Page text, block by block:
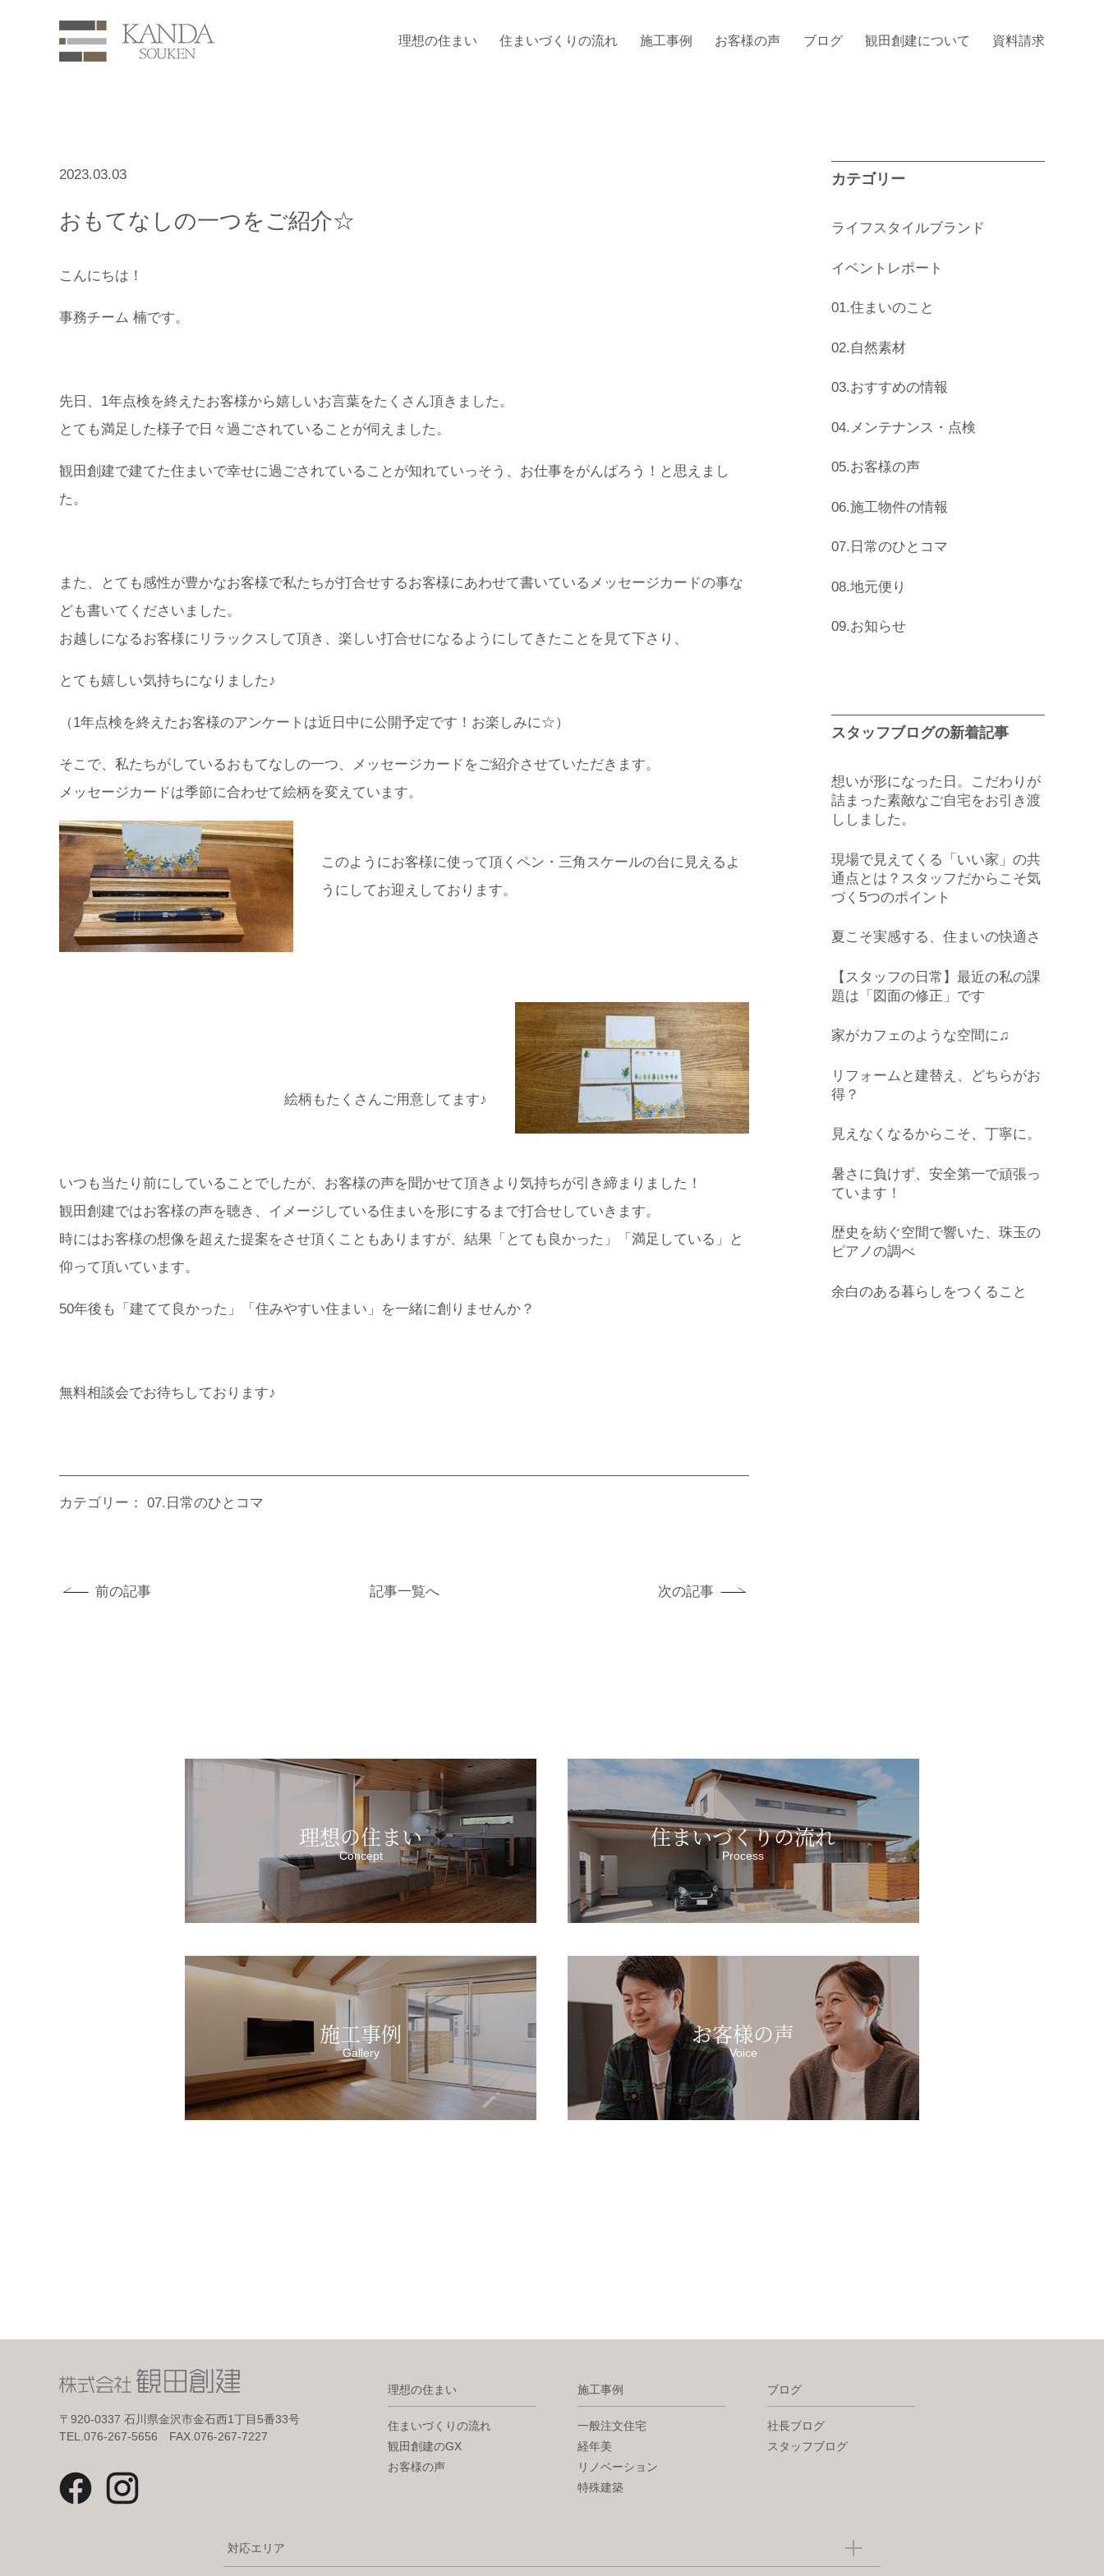
理想の住まい 住まいづくりの流れ 施工事例 お客様の声 ブログ 観田創建について 資料請求
2023.03.03
おもてなしの一つをご紹介☆
こんにちは！
事務チーム 楠です。
先日、1年点検を終えたお客様から嬉しいお言葉をたくさん頂きました。
とても満足した様子で日々過ごされていることが伺えました。
観田創建で建てた住まいで幸せに過ごされていることが知れていっそう、お仕事をがんばろう！と思えまし
た。
また、とても感性が豊かなお客様で私たちが打合せするお客様にあわせて書いているメッセージカードの事な
ども書いてくださいました。
お越しになるお客様にリラックスして頂き、楽しい打合せになるようにしてきたことを見て下さり、
とても嬉しい気持ちになりました♪
（1年点検を終えたお客様のアンケートは近日中に公開予定です！お楽しみに☆）
そこで、私たちがしているおもてなしの一つ、メッセージカードをご紹介させていただきます。
メッセージカードは季節に合わせて絵柄を変えています。
このようにお客様に使って頂くペン・三角スケールの台に見えるよ
うにしてお迎えしております。
絵柄もたくさんご用意してます♪
いつも当たり前にしていることでしたが、お客様の声を聞かせて頂きより気持ちが引き締まりました！
観田創建ではお客様の声を聴き、イメージしている住まいを形にするまで打合せしていきます。
時にはお客様の想像を超えた提案をさせ頂くこともありますが、結果「とても良かった」「満足している」と
仰って頂いています。
50年後も「建てて良かった」「住みやすい住まい」を一緒に創りませんか？
無料相談会でお待ちしております♪
カテゴリー： 07.日常のひとコマ
前の記事 記事一覧へ 次の記事
カテゴリー
ライフスタイルブランド
イベントレポート
01.住まいのこと
02.自然素材
03.おすすめの情報
04.メンテナンス・点検
05.お客様の声
06.施工物件の情報
07.日常のひとコマ
08.地元便り
09.お知らせ
スタッフブログの新着記事
想いが形になった日。こだわりが
詰まった素敵なご自宅をお引き渡
ししました。
現場で見えてくる「いい家」の共
通点とは？スタッフだからこそ気
づく5つのポイント
夏こそ実感する、住まいの快適さ
【スタッフの日常】最近の私の課
題は「図面の修正」です
家がカフェのような空間に♫
リフォームと建替え、どちらがお
得？
見えなくなるからこそ、丁寧に。
暑さに負けず、安全第一で頑張っ
ています！
歴史を紡ぐ空間で響いた、珠玉の
ピアノの調べ
余白のある暮らしをつくること
理想の住まい
Concept
住まいづくりの流れ
Process
施工事例
Gallery
お客様の声
Voice
〒920-0337 石川県金沢市金石西1丁目5番33号
TEL.076-267-5656 FAX.076-267-7227
理想の住まい
住まいづくりの流れ
観田創建のGX
お客様の声
施工事例
一般注文住宅
経年美
リノベーション
特殊建築
ブログ
社長ブログ
スタッフブログ
対応エリア